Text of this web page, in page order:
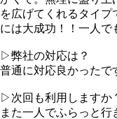
を広げてくれるタイ
には大成功！！一人で
▷弊社の対応は？
普通に対応良かったで
▷次回も利用しますか
また一人でふらっと